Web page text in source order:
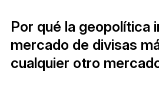
Por qué la geopolítica
mercado de divisas
cualquier otro